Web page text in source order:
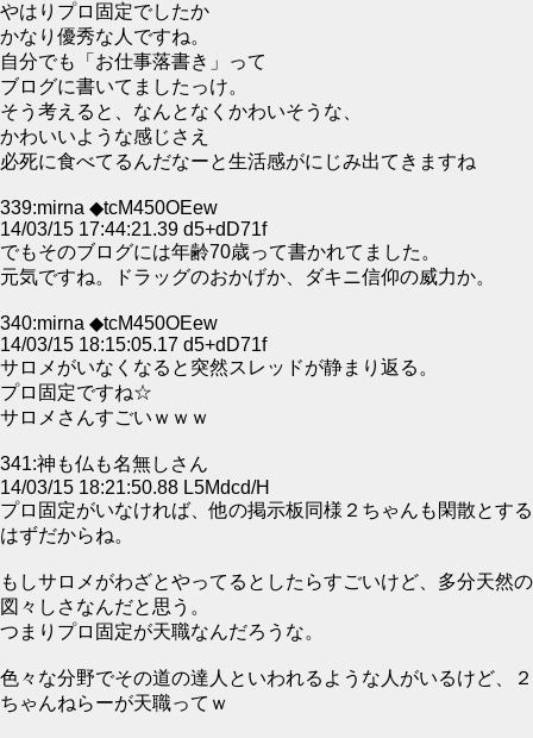
やはりプロ固定でしたか
かなり優秀な人ですね。
自分でも「お仕事落書き」って
ブログに書いてましたっけ。
そう考えると、なんとなくかわいそうな、
かわいいような感じさえ
必死に食べてるんだなーと生活感がにじみ出てきますね
339:mirna ◆tcM450OEew
14/03/15 17:44:21.39 d5+dD71f
でもそのブログには年齢70歳って書かれてました。
元気ですね。ドラッグのおかげか、ダキニ信仰の威力か。
340:mirna ◆tcM450OEew
14/03/15 18:15:05.17 d5+dD71f
サロメがいなくなると突然スレッドが静まり返る。
プロ固定ですね☆
サロメさんすごいｗｗｗ
341:神も仏も名無しさん
14/03/15 18:21:50.88 L5Mdcd/H
プロ固定がいなければ、他の掲示板同様２ちゃんも閑散とする
はずだからね。
もしサロメがわざとやってるとしたらすごいけど、多分天然の
図々しさなんだと思う。
つまりプロ固定が天職なんだろうな。
色々な分野でその道の達人といわれるような人がいるけど、２
ちゃんねらーが天職ってｗ